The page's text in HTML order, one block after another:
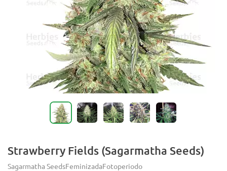
Strawberry Fields (Sagarmatha Seeds)
Sagarmatha SeedsFeminizadaFotoperiodo